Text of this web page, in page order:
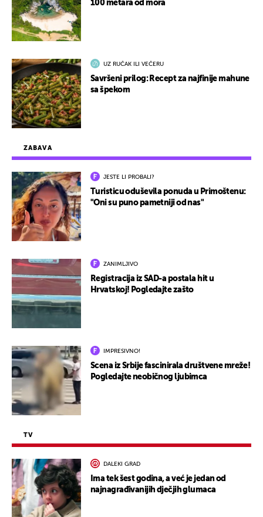
ZABAVA
JESTE LI PROBALI?
Turisticu oduševila ponuda u Primoštenu:
"Oni su puno pametniji od nas"
ZANIMLJIVO
Registracija iz SAD-a postala hit u
Hrvatskoj! Pogledajte zašto
IMPRESIVNO!
Scena iz Srbije fascinirala društvene mreže!
Pogledajte neobičnog ljubimca
TV
DALEKI GRAD
Ima tek šest godina, a već je jedan od
najnagrađivanijih dječjih glumaca
100 metara od mora
UZ RUČAK ILI VEČERU
Savršeni prilog: Recept za najfinije mahune
sa špekom